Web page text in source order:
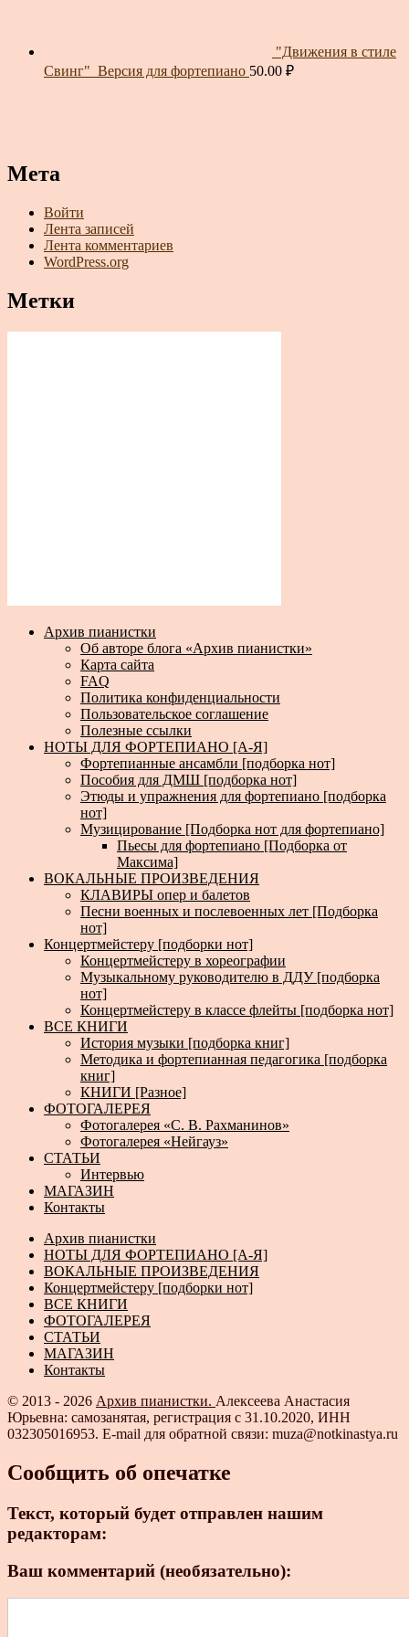
"Движения в стиле
Свинг"_Версия для фортепиано 50.00 ₽
Мета
Войти
Лента записей
Лента комментариев
WordPress.org
Метки
Архив пианистки
Об авторе блога «Архив пианистки»
Карта сайта
FAQ
Политика конфиденциальности
Пользовательское соглашение
Полезные ссылки
НОТЫ ДЛЯ ФОРТЕПИАНО [А-Я]
Фортепианные ансамбли [подборка нот]
Пособия для ДМШ [подборка нот]
Этюды и упражнения для фортепиано [подборка
нот]
Музицирование [Подборка нот для фортепиано]
Пьесы для фортепиано [Подборка от
Максима]
ВОКАЛЬНЫЕ ПРОИЗВЕДЕНИЯ
КЛАВИРЫ опер и балетов
Песни военных и послевоенных лет [Подборка
нот]
Концертмейстеру [подборки нот]
Концертмейстеру в хореографии
Музыкальному руководителю в ДДУ [подборка
нот]
Концертмейстеру в классе флейты [подборка нот]
ВСЕ КНИГИ
История музыки [подборка книг]
Методика и фортепианная педагогика [подборка
книг]
КНИГИ [Разное]
ФОТОГАЛЕРЕЯ
Фотогалерея «С. В. Рахманинов»
Фотогалерея «Нейгауз»
СТАТЬИ
Интервью
МАГАЗИН
Контакты
Архив пианистки
НОТЫ ДЛЯ ФОРТЕПИАНО [А-Я]
ВОКАЛЬНЫЕ ПРОИЗВЕДЕНИЯ
Концертмейстеру [подборки нот]
ВСЕ КНИГИ
ФОТОГАЛЕРЕЯ
СТАТЬИ
МАГАЗИН
Контакты
© 2013 - 2026 Архив пианистки. Алексеева Анастасия
Юрьевна: самозанятая, регистрация с 31.10.2020, ИНН
032305016953. E-mail для обратной связи: muza@notkinastya.ru
Сообщить об опечатке
Текст, который будет отправлен нашим
редакторам:
Ваш комментарий (необязательно):